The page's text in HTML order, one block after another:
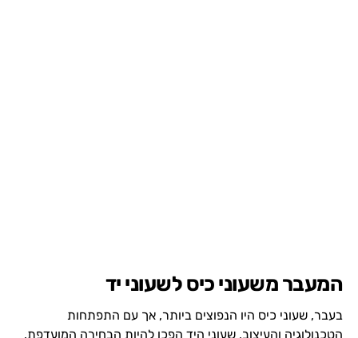
המעבר משעוני כיס לשעוני יד
בעבר, שעוני כיס היו הנפוצים ביותר, אך עם התפתחות
הטכנולוגיה והעיצוב, שעוני היד הפכו להיות הבחירה המועדפת.